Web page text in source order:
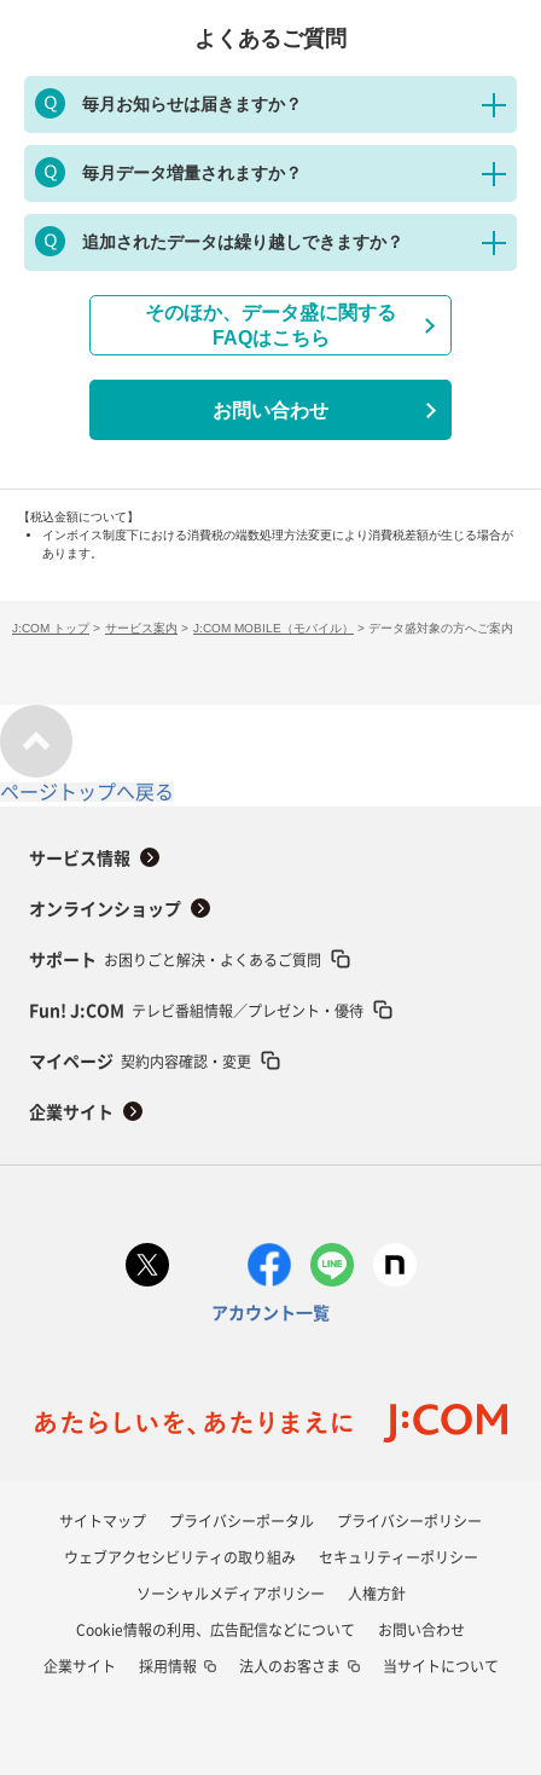
よくあるご質問
毎月お知らせは届きますか？
毎月データ増量されますか？
追加されたデータは繰り越しできますか？
そのほか、データ盛に関する
FAQはこちら
お問い合わせ
【税込金額について】
インボイス制度下における消費税の端数処理方法変更により消費税差額が生じる場合が
あります。
J:COM トップ > サービス案内 > J:COM MOBILE（モバイル） > データ盛対象の方へご案内
ページトップへ戻る
サービス情報
オンラインショップ
サポート お困りごと解決・よくあるご質問
Fun! J:COM テレビ番組情報／プレゼント・優待
マイページ 契約内容確認・変更
企業サイト
アカウント一覧
サイトマップ プライバシーポータル プライバシーポリシー
ウェブアクセシビリティの取り組み セキュリティーポリシー
ソーシャルメディアポリシー 人権方針
Cookie情報の利用、広告配信などについて お問い合わせ
企業サイト 採用情報 法人のお客さま 当サイトについて